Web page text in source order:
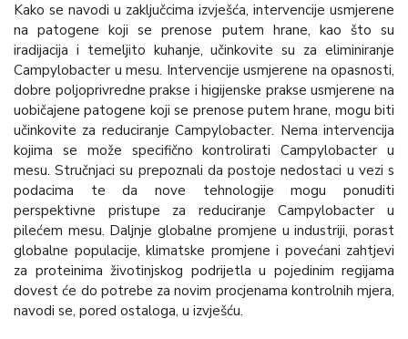
Kako se navodi u zaključcima izvješća, intervencije usmjerene
na patogene koji se prenose putem hrane, kao što su
iradijacija i temeljito kuhanje, učinkovite su za eliminiranje
Campylobacter u mesu. Intervencije usmjerene na opasnosti,
dobre poljoprivredne prakse i higijenske prakse usmjerene na
uobičajene patogene koji se prenose putem hrane, mogu biti
učinkovite za reduciranje Campylobacter. Nema intervencija
kojima se može specifično kontrolirati Campylobacter u
mesu. Stručnjaci su prepoznali da postoje nedostaci u vezi s
podacima te da nove tehnologije mogu ponuditi
perspektivne pristupe za reduciranje Campylobacter u
pilećem mesu. Daljnje globalne promjene u industriji, porast
globalne populacije, klimatske promjene i povećani zahtjevi
za proteinima životinjskog podrijetla u pojedinim regijama
dovest će do potrebe za novim procjenama kontrolnih mjera,
navodi se, pored ostaloga, u izvješću.